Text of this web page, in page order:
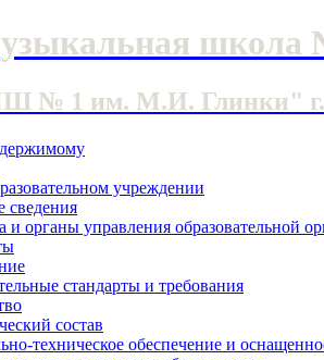
1 им. М.И. Глинки" г.
учреждении
сведения
и органы управления образовательной
стандарты и требования
состав
техническое обеспечение и